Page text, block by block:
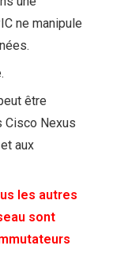
ne manipule
être
Cisco Nexus
aux
les autres
sont